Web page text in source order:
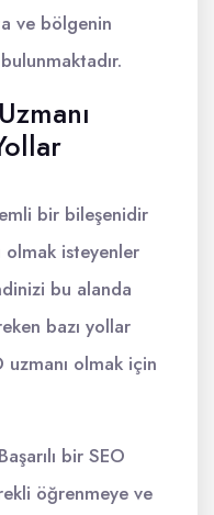
ve bölgenin
bir bileşenidir
olmak isteyenler
bu alanda
bazı yollar
uzmanı olmak için
bir SEO
öğrenmeye ve